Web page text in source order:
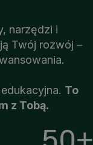
narzędzi i
Twój rozwój –
To
z Tobą.